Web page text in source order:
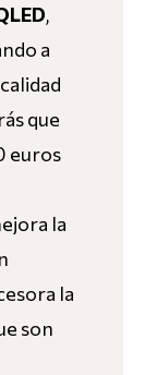
,
a
que
euros
la
la
son